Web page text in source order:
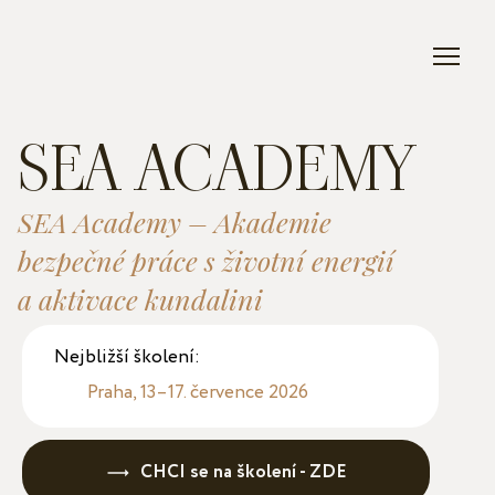
Nejbližší školení:
Praha, 13–17. července 2026
SEA ACADEMY
SEA Academy – Akademie
bezpečné práce s životní energií
a aktivace kundalini
CHCI se na školení - ZDE